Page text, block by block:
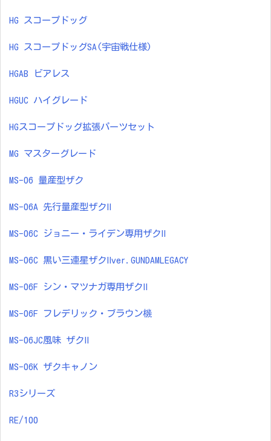
HG スコープドッグ
HG スコープドッグSA(宇宙戦仕様)
HGAB ビアレス
HGUC ハイグレード
HGスコープドッグ拡張パーツセット
MG マスターグレード
MS-06 量産型ザク
MS-06A 先行量産型ザクⅡ
MS-06C ジョニー・ライデン専用ザクⅡ
MS-06C 黒い三連星ザクⅡver.GUNDAMLEGACY
MS-06F シン・マツナガ専用ザクⅡ
MS-06F フレデリック・ブラウン機
MS-06JC風味 ザクⅡ
MS-06K ザクキャノン
R3シリーズ
RE/100